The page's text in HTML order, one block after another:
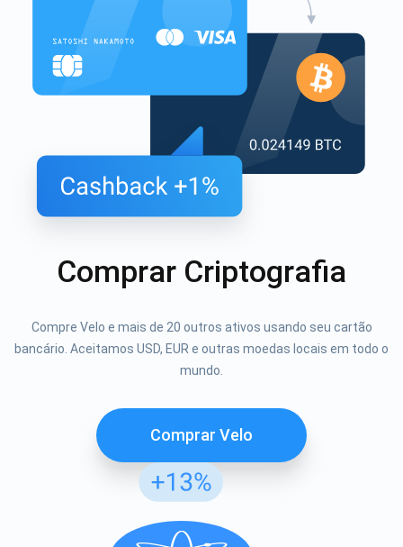
Comprar Criptografia
Compre Velo e mais de 20 outros ativos usando seu cartão
bancário. Aceitamos USD, EUR e outras moedas locais em todo o
mundo.
Comprar Velo